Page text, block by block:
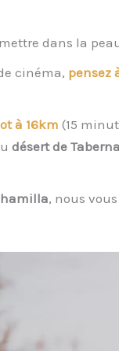
dans la
cinéma, pensez
à 16km (15
désert de
, nous